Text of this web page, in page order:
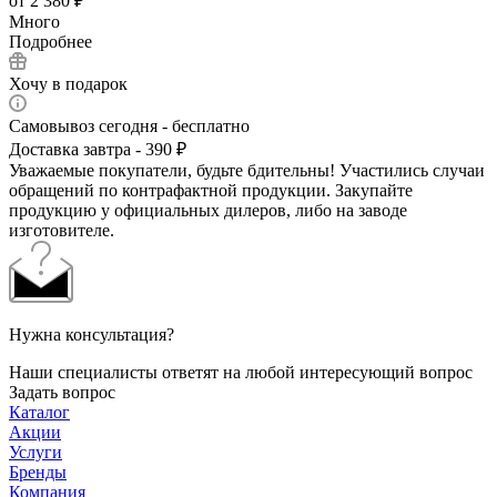
Много
Подробнее
Хочу в подарок
Самовывоз сегодня - бесплатно
Доставка завтра - 390 ₽
Уважаемые покупатели, будьте бдительны! Участились случаи
обращений по контрафактной продукции. Закупайте
продукцию у официальных дилеров, либо на заводе
изготовителе.
Нужна консультация?
Наши специалисты ответят на любой интересующий вопрос
Задать вопрос
Каталог
Акции
Услуги
Бренды
Компания